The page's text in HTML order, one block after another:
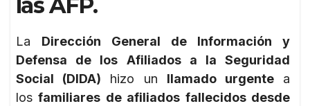
La Dirección General de Información y
Defensa de los Afiliados a la Seguridad
Social (DIDA) hizo un llamado urgentea
losfamiliares de afiliados fallecidos desde